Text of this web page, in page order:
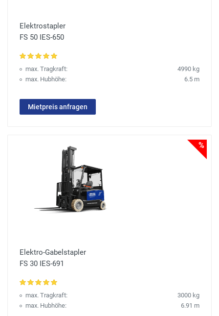
Elektrostapler
FS 50 IES-650
max. Tragkraft:
4990 kg
max. Hubhöhe:
6.5 m
Mietpreis anfragen
%
Elektro-Gabelstapler
FS 30 IES-691
max. Tragkraft:
3000 kg
max. Hubhöhe:
6.91 m